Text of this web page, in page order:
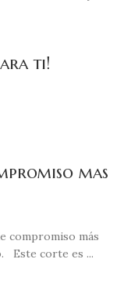
ti!
mas
compromiso más
Este corte es ...